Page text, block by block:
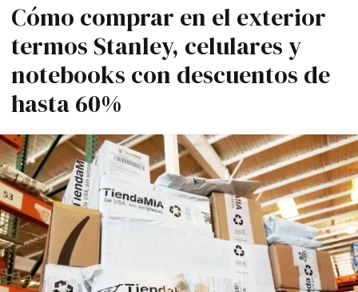
Cómo comprar en el exterior
termos Stanley, celulares y
notebooks con descuentos de
hasta 60%